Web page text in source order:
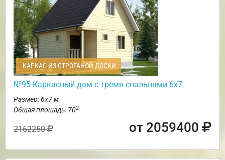
КАРКАС ИЗ СТРОГАНОЙ ДОСКИ
№95 Каркасный дом с тремя спальнями 6х7
Размер: 6х7 м
Общая площадь: 702
2162250 от 2059400